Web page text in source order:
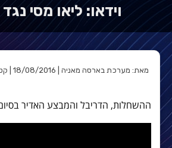
וידאו: ליאו מסי
מאת: מערכת בארסה מאניה | 18/08/2016 | קטגוריה:
ההשחלות, הדריבל והמבצע האדיר